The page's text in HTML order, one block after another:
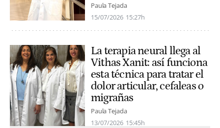
Paula Tejada
15/07/2026 15:27h
La terapia neural llega al
Vithas Xanit: así funciona
esta técnica para tratar el
dolor articular, cefaleas o
migrañas
Paula Tejada
13/07/2026 15:45h